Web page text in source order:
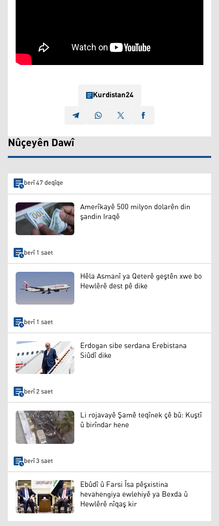
Kurdistan24
Nûçeyên Dawî
berî 47 deqîqe
Amerîkayê 500 milyon dolarên din
şandin Iraqê
berî 1 saet
Hêla Asmanî ya Qeterê geştên xwe bo
Hewlêrê dest pê dike
berî 1 saet
Erdogan sibe serdana Erebistana
Siûdî dike
berî 2 saet
Li rojavayê Şamê teqînek çê bû: Kuştî
û birîndar hene
berî 3 saet
Ebûdî û Farsi Îsa pêşxistina
hevahengiya ewlehiyê ya Bexda û
Hewlêrê nîqaş kir